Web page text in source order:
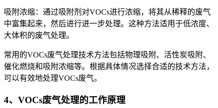
吸附浓缩：通过吸附剂对VOCs进行浓缩，将其从稀释的废气
中富集起来，然后进行进一步处理。这种方法适用于低浓度、
大体积的废气处理。
常用的VOCs废气处理技术方法包括物理吸附、活性炭吸附、
催化燃烧和吸附浓缩等。根据具体情况选择合适的技术方法，
可以有效地处理VOCs废气。
4、VOCs废气处理的工作原理